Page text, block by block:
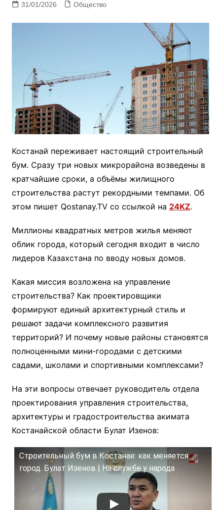
31/01/2026 Общество
Костанай переживает настоящий строительный
бум. Сразу три новых микрорайона возведены в
кратчайшие сроки, а объёмы жилищного
строительства растут рекордными темпами. Об
этом пишет Qostanay.TV со ссылкой на 24KZ.
Миллионы квадратных метров жилья меняют
облик города, который сегодня входит в число
лидеров Казахстана по вводу новых домов.
Какая миссия возложена на управление
строительства? Как проектировщики
формируют единый архитектурный стиль и
решают задачи комплексного развития
территорий? И почему новые районы становятся
полноценными мини‑городами с детскими
садами, школами и спортивными комплексами?
На эти вопросы отвечает руководитель отдела
проектирования управления строительства,
архитектуры и градостроительства акимата
Костанайской области Булат Изенов:
Строительный бум в Костанае: как меняется
город. Булат Изенов | На службе у народа